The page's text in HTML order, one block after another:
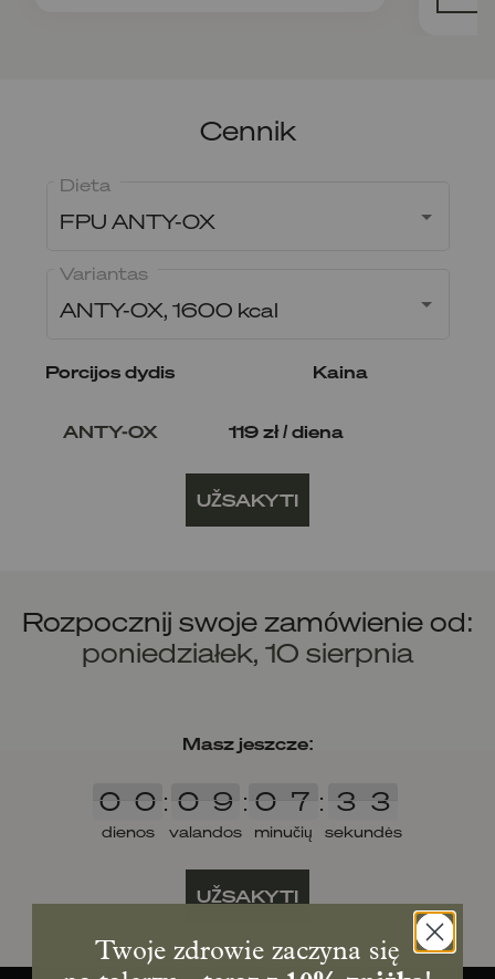
Cennik
FPU ANTY-OX
Dieta
ANTY-OX, 1600 kcal
Variantas
Porcijos dydis Kaina
ANTY-OX 119 zł / diena
UŽSAKYTI
Rozpocznij swoje zamówienie od:
poniedziałek, 10 sierpnia
Masz jeszcze:
dienos
0
0 0
0 :
valandos
0
0 9
9 :
minučių
0
0 7
7 :
sekundės
3
3 3
3
UŽSAKYTI
Twoje zdrowie zaczyna się